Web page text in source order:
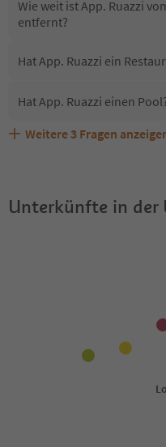
Wie weit ist App. Ruazzi
entfernt?
Hat App. Ruazzi ein
Hat App. Ruazzi einen
Sind Haustiere in der
Welche Services bietet App.
Erhalten die Gäste von App. Ruazzi
Weitere 3 Fragen
Unterkünfte in der